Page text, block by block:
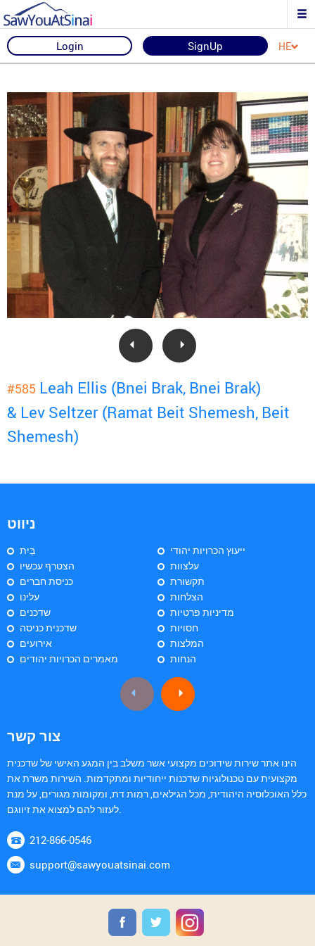
Login SignUp HE
#585 Leah Ellis (Bnei Brak, Bnei Brak)
& Lev Seltzer (Ramat Beit Shemesh, Beit
Shemesh)
ניווט
בַּיִת
הצטרף עכשיו
כניסת חברים
עלינו
שדכנים
שדכנית כניסה
אירועים
מאמרים הכרויות יהודים
ייעוץ הכרויות יהודי
עלצוות
תקשורת
הצלחות
מדיניות פרטיות
חסויות
המלצות
הנחות
צור קשר
הינו אתר שירות שידוכים מקצועי אשר משלב בין המגע האישי של שדכנית
מקצועית עם טכנולוגיות שדכנות ייחודיות ומתקדמות. השירות משרת את
כלל האוכלוסיה היהודית, מכל הגילאים, רמות דת, ומקומות מגורים, על מנת
לעזור להם למצוא את זיווגם.
212-866-0546
support@sawyouatsinai.com